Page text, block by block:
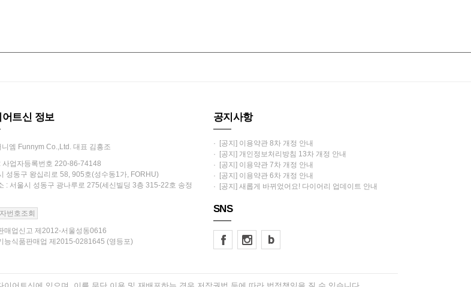
어트신 정보
니엠 Funnym Co.,Ltd. 대표 김흥조
사업자등록번호 220-86-74148
성동구 왕십리로 58, 905호(성수동1가, FORHU)
: 서울시 성동구 광나루로 275(세신빌딩 3층 315-22호 송정
번호조회
매업신고 제2012-서울성동0616
능식품판매업 제2015-0281645 (영등포)
공지사항
· [공지] 이용약관 8차 개정 안내
· [공지] 개인정보처리방침 13차 개정 안내
· [공지] 이용약관 7차 개정 안내
· [공지] 이용약관 6차 개정 안내
· [공지] 새롭게 바뀌었어요! 다이어리 업데이트 안내
SNS